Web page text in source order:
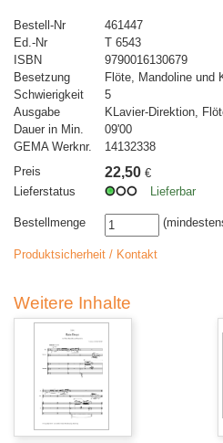
Bestell-Nr
461447
Ed.-Nr
T 6543
ISBN
9790016130679
Besetzung
Flöte, Mandoline und
Schwierigkeit
5
Ausgabe
KLavier-Direktion,
Dauer in Min.
09'00
GEMA Werknr.
14132338
Preis
22,50 €
Lieferstatus
Lieferbar
Bestellmenge
Produktsicherheit / Kontakt
Weitere Inhalte